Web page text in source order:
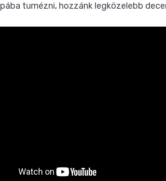
turnézni, hozzánk legközelebb